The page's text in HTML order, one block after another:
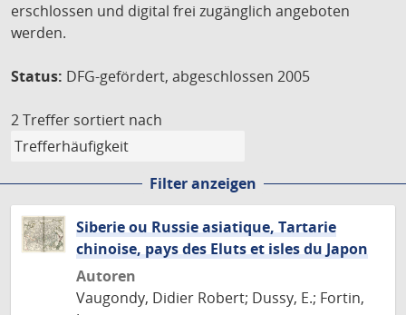
erschlossen und digital frei zugänglich angeboten
werden.
Status: DFG-gefördert, abgeschlossen 2005
2 Treffer sortiert nach
Filter anzeigen
Siberie ou Russie asiatique, Tartarie
chinoise, pays des Eluts et isles du Japon
Autoren
Vaugondy, Didier Robert; Dussy, E.; Fortin,